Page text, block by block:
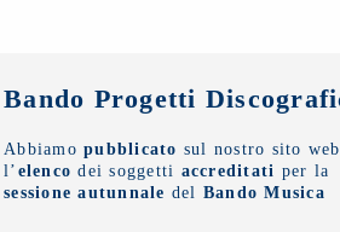
Abbiamo pubblicato sul nostro sito web
l’ elenco dei soggetti accreditati per la
sessione autunnale del Bando Musica